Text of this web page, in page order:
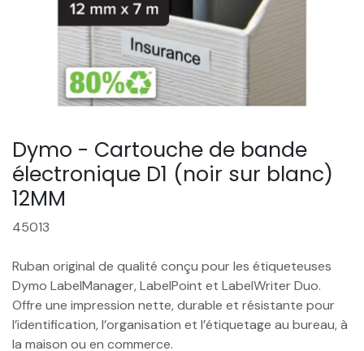
Dymo - Cartouche de bande
électronique D1 (noir sur blanc)
12MM
45013
Ruban original de qualité conçu pour les étiqueteuses
Dymo LabelManager, LabelPoint et LabelWriter Duo.
Offre une impression nette, durable et résistante pour
l’identification, l’organisation et l’étiquetage au bureau, à
la maison ou en commerce.